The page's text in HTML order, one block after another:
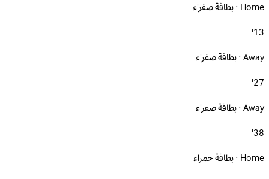
Home · بطاقة صفراء
13'
Away · بطاقة صفراء
27'
Away · بطاقة صفراء
38'
Home · بطاقة حمراء